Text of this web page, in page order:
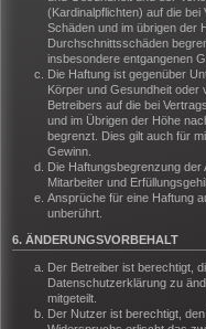
(Kardinalpflichten) auf die
Schäden und im übrigen der
Durchschnittsschäden
insbesondere entgangenen
Die Haftung ist gegenüber
Körper und Gesundheit oder
Betreibers auf die bei
und im Übrigen der Höhe
begrenzt. Dies gilt auch für
Gewinn.
Die Haftungsbegrenzung
Mitarbeiter und
Ansprüche für eine Haftung
unberührt.
6. ÄNDERUNGSVORBEHALT
Der Betreiber ist berechtigt,
Datenschutzerklärung zu
mitgeteilt.
Der Nutzer ist berechtigt,